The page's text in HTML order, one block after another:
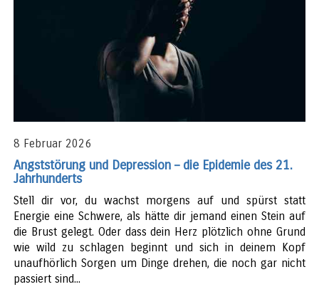
8 Februar 2026
Angststörung und Depression – die Epidemie des 21.
Jahrhunderts
Stell dir vor, du wachst morgens auf und spürst statt
Energie eine Schwere, als hätte dir jemand einen Stein auf
die Brust gelegt. Oder dass dein Herz plötzlich ohne Grund
wie wild zu schlagen beginnt und sich in deinem Kopf
unaufhörlich Sorgen um Dinge drehen, die noch gar nicht
passiert sind...